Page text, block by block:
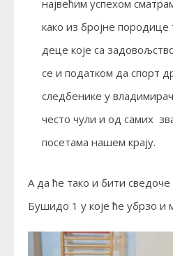
највећим успехом
како из бројне породице
деце које са
се и податком да спорт
следбенике у
често чули и од самих
посетама нашем крају.
А да ће тако и бити сведоче
Бушидо 1 у које ће убрзо и